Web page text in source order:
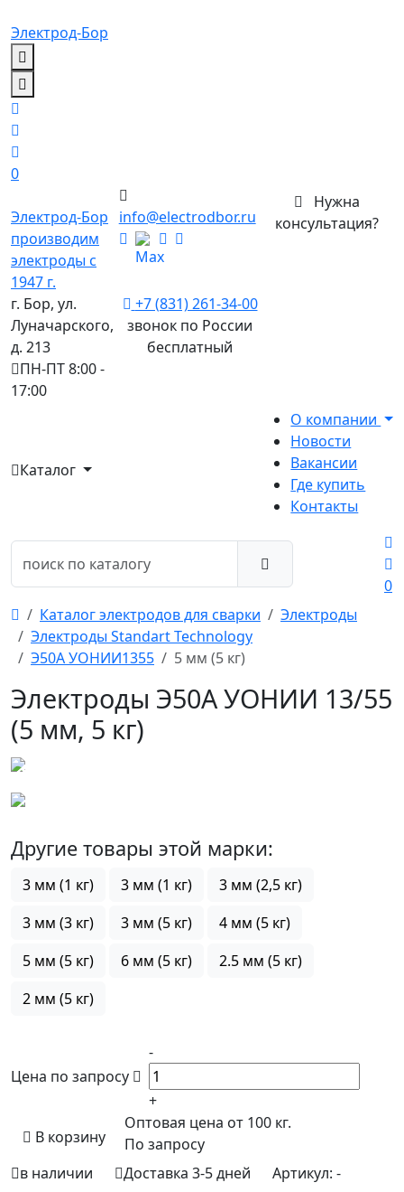
Электрод-Бор
0
Электрод-Бор
производим
электроды с
1947 г.
г. Бор, ул.
Луначарского,
д. 213
ПН-ПТ 8:00 -
17:00
info@electrodbor.ru
+7 (831) 261-34-00
звонок по России
бесплатный
консультация?
Каталог
О компании
Новости
Вакансии
Где купить
Контакты
0
Каталог электродов для сварки
Электроды
Электроды Standart Technology
Э50А УОНИИ1355
5 мм (5 кг)
Электроды Э50А УОНИИ 13/55
(5 мм, 5 кг)
Другие товары этой марки:
3 мм (1 кг) 3 мм (1 кг)
3 мм (2,5 кг)
3 мм (3 кг)
3 мм (5 кг)
4 мм (5 кг)
5 мм (5 кг)
6 мм (5 кг)
2.5 мм (5 кг)
2 мм (5 кг)
Цена по запросу
-
+
В корзину
Оптовая цена от 100 кг.
По запросу
в наличии
Доставка 3-5 дней Артикул: -